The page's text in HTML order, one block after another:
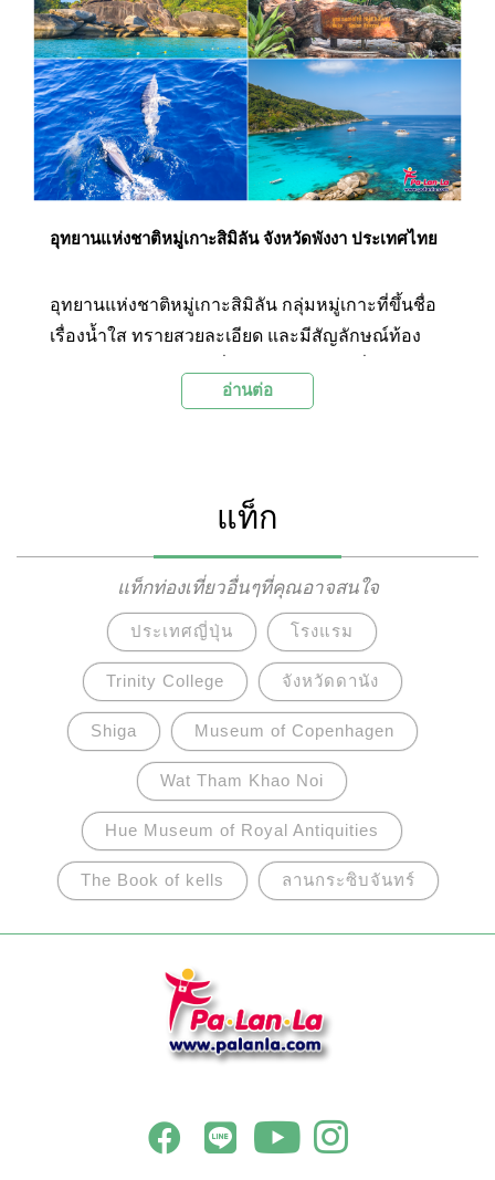
เที่ยวสายธรรมชาติตามไปเช็คอินกัน
อุทยานแห่งชาติหมู่เกาะสิมิลัน จังหวัดพังงา ประเทศไทย
อุทยานแห่งชาติหมู่เกาะสิมิลัน กลุ่มหมู่เกาะที่ขึ้นชื่อ
เรื่องน้ำใส ทรายสวยละเอียด และมีสัญลักษณ์ท้อง
การยกย่องจากนิตยสารสกินไดวิ่งของอเมริกาว่า เป็น
อ่านต่อ
แท็ก
แท็กท่องเที่ยวอื่นๆที่คุณอาจสนใจ
ประเทศญี่ปุ่น โรงแรม
Trinity College จังหวัดดานัง
Shiga Museum of Copenhagen
Wat Tham Khao Noi
Hue Museum of Royal Antiquities
The Book of kells ลานกระซิบจันทร์